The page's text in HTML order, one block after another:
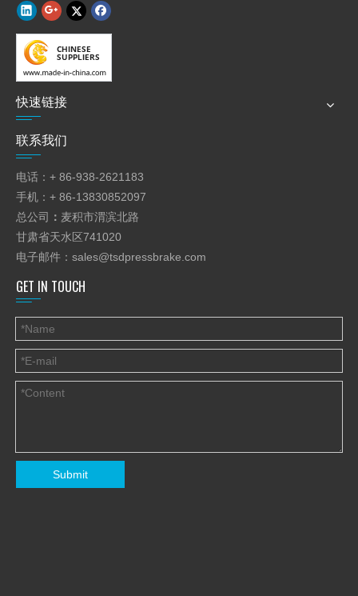
前出厂价，所有产品都经过严格测试，均符合技术协议一致性和
2.保修是因为B / L，或重型机械的最后验收日期的日期一年。更长
保修期可以通过用户购买。
3.调试：对于重型机械，卖家发送技师（电气液压和机械）
指导安装，设备后从7天测试和培训的操作员到45天
到达用户的工厂。但来回机票，当地住宿和津贴
（USD100 /人·天）在用户所在的国家将会由买方负担。以上收费
不要
包含在报价。该条款将在合同中显示。
3.对于中小标准机械，它是根据操作手册，操作方便。用户
首先建议要仔细阅读使用说明书，然后启动机器。任何不清楚的问
题，请随时
如果用户在使用时的工厂提供技术服务的坚持，请参考后的2号条
款
-sale服务。
4.卖方的所有产品均可以通过工厂交货数量进行跟踪。备件可作为
供给相同
前者，这是为客户的特殊设计要求有帮助。
5.消耗部件可免费提供给顾客的从乙/ L日期一年内保修一起提供，
并且
必须提供
全故障描述，清晰的图像和视频，如果可能的话。
一旦出现严重质量问题一年内到期的，因为出现了卖方的制造原因
快速链接
联系我们
电话：+ 86-938-2621183
手机：+ 86-13830852097
总公司 ： 麦积市渭滨北路
甘肃省天水区741020
电子邮件： sales@tsdpressbrake.com
GET IN TOUCH
Submit